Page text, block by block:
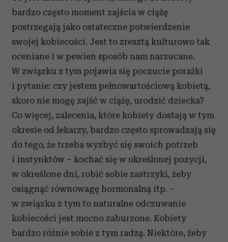
bardzo często moment zajścia w ciążę
postrzegają jako ostateczne potwierdzenie
swojej kobiecości. Jest to zresztą kulturowo tak
oceniane i w pewien sposób nam narzucane.
W związku z tym pojawia się poczucie porażki
i pytanie: czy jestem pełnowartościową kobietą,
skoro nie mogę zajść w ciążę, urodzić dziecka?
Co więcej, zalecenia, które kobiety dostają w tym
okresie od lekarzy, bardzo często sprowadzają się
do tego, że trzeba wyzbyć się swoich potrzeb
i instynktów – kochać się w określonej pozycji,
w określone dni, robić sobie zastrzyki, żeby
osiągnąć równowagę hormonalną itp. –
w związku z tym to naturalne odczuwanie
kobiecości jest mocno zaburzone. Kobiety
bardzo różnie sobie z tym radzą. Niektóre, żeby